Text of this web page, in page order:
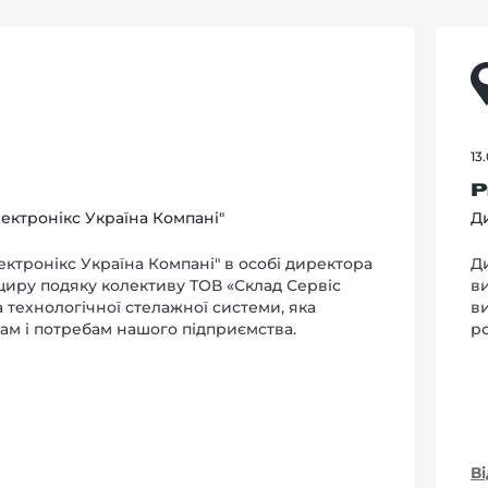
Україна Компані"
Україна Компані" в особі директора
подяку колективу ТОВ «Склад Сервіс
технологічної стелажної системи, яка
і потребам нашого підприємства.